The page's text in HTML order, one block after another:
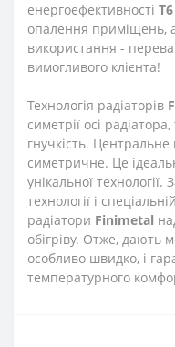
енергоефективності T6
опалення приміщень,
використання -
вимогливого клієнта!
Технологія радіаторів
симетрії осі
гнучкість.
симетричне. Це
унікальної
технології і
радіатори Finimetal
обігріву. Отже, дають
особливо швидко, і
температурного